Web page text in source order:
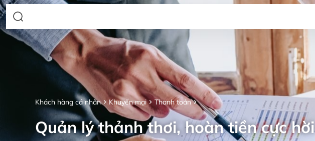
Khách hàng cá nhân Khuyến mại Thanh toán
Quản lý thảnh thơi, hoàn tiền cực hời